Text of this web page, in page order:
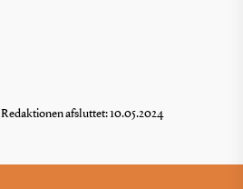
Redaktionen afsluttet: 10.05.2024